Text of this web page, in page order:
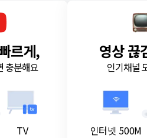
르게,
충분해요
TV
영상 끊
인기채널
인터넷 500M